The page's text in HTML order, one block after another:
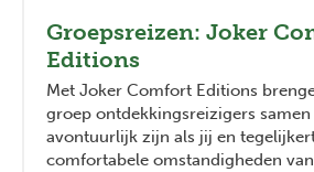
Groepsreizen: Joker
Editions
Met Joker Comfort Editions
groep ontdekkingsreizigers
avontuurlijk zijn als jij en
comfortabele omstandigheden